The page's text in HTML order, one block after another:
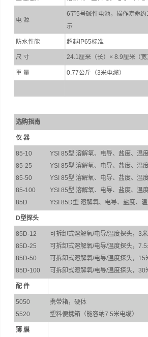
电 源
6节5号碱性电池，操作寿命
示
防水性能 超越IP65标准
尺 寸 24.1厘米（长）× 8.9厘米（宽
重 量 0.77公斤（3米电缆）
选购指南
仪 器
85-10
85-25
85-50
85-100
85D
YSI 85型 溶解氧、电导、盐度、温
YSI 85型 溶解氧、电导、盐度、温
YSI 85型 溶解氧、电导、盐度、温
YSI 85型 溶解氧、电导、盐度、温
YSI 85D型 溶解氧、电导、盐度、温
D型探头
85D-12
85D-25
85D-50
85D-100
可拆卸式溶解氧/电导/温度探头，3
可拆卸式溶解氧/电导/温度探头，
可拆卸式溶解氧/电导/温度探头，15
可拆卸式溶解氧/电导/温度探头，30
配 件
5050
5520
携带箱，硬体
塑料便携箱（能容纳7.5米电缆）
薄 膜